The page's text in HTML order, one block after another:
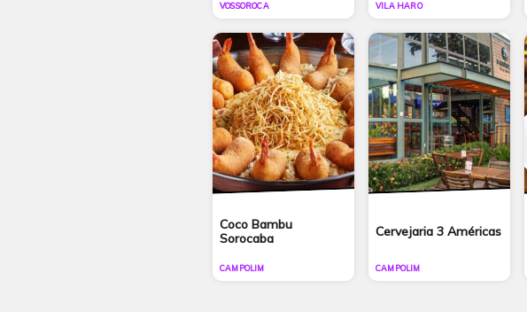
VOSSOROCA VILA HARO
Coco Bambu
Sorocaba
CAMPOLIM
Cervejaria 3 Américas
CAMPOLIM